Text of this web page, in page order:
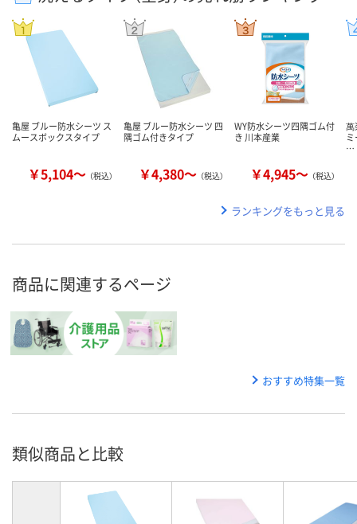
亀屋 ブルー防水シーツ ス
ムースボックスタイプ
￥5,104～ （税込）
亀屋 ブルー防水シーツ 四
隅ゴム付きタイプ
￥4,380～ （税込）
WY防水シーツ四隅ゴム付
き 川本産業
￥4,945～ （税込）
萬
…
ランキングをもっと見る
商品に関連するページ
おすすめ特集一覧
類似商品と比較